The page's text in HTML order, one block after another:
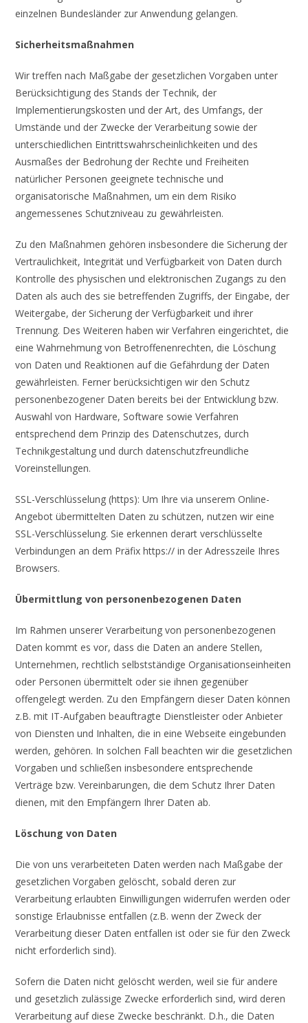
einzelnen Bundesländer zur Anwendung gelangen.
Sicherheitsmaßnahmen
Wir treffen nach Maßgabe der gesetzlichen Vorgaben unter
Berücksichtigung des Stands der Technik, der
Implementierungskosten und der Art, des Umfangs, der
Umstände und der Zwecke der Verarbeitung sowie der
unterschiedlichen Eintrittswahrscheinlichkeiten und des
Ausmaßes der Bedrohung der Rechte und Freiheiten
natürlicher Personen geeignete technische und
organisatorische Maßnahmen, um ein dem Risiko
angemessenes Schutzniveau zu gewährleisten.
Zu den Maßnahmen gehören insbesondere die Sicherung der
Vertraulichkeit, Integrität und Verfügbarkeit von Daten durch
Kontrolle des physischen und elektronischen Zugangs zu den
Daten als auch des sie betreffenden Zugriffs, der Eingabe, der
Weitergabe, der Sicherung der Verfügbarkeit und ihrer
Trennung. Des Weiteren haben wir Verfahren eingerichtet, die
eine Wahrnehmung von Betroffenenrechten, die Löschung
von Daten und Reaktionen auf die Gefährdung der Daten
gewährleisten. Ferner berücksichtigen wir den Schutz
personenbezogener Daten bereits bei der Entwicklung bzw.
Auswahl von Hardware, Software sowie Verfahren
entsprechend dem Prinzip des Datenschutzes, durch
Technikgestaltung und durch datenschutzfreundliche
Voreinstellungen.
SSL-Verschlüsselung (https): Um Ihre via unserem Online-
Angebot übermittelten Daten zu schützen, nutzen wir eine
SSL-Verschlüsselung. Sie erkennen derart verschlüsselte
Verbindungen an dem Präfix https:// in der Adresszeile Ihres
Browsers.
Übermittlung von personenbezogenen Daten
Im Rahmen unserer Verarbeitung von personenbezogenen
Daten kommt es vor, dass die Daten an andere Stellen,
Unternehmen, rechtlich selbstständige Organisationseinheiten
oder Personen übermittelt oder sie ihnen gegenüber
offengelegt werden. Zu den Empfängern dieser Daten können
z.B. mit IT-Aufgaben beauftragte Dienstleister oder Anbieter
von Diensten und Inhalten, die in eine Webseite eingebunden
werden, gehören. In solchen Fall beachten wir die gesetzlichen
Vorgaben und schließen insbesondere entsprechende
Verträge bzw. Vereinbarungen, die dem Schutz Ihrer Daten
dienen, mit den Empfängern Ihrer Daten ab.
Löschung von Daten
Die von uns verarbeiteten Daten werden nach Maßgabe der
gesetzlichen Vorgaben gelöscht, sobald deren zur
Verarbeitung erlaubten Einwilligungen widerrufen werden oder
sonstige Erlaubnisse entfallen (z.B. wenn der Zweck der
Verarbeitung dieser Daten entfallen ist oder sie für den Zweck
nicht erforderlich sind).
Sofern die Daten nicht gelöscht werden, weil sie für andere
und gesetzlich zulässige Zwecke erforderlich sind, wird deren
Verarbeitung auf diese Zwecke beschränkt. D.h., die Daten